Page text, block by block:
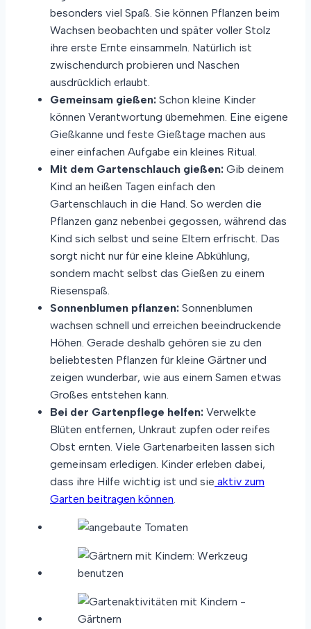
besonders viel Spaß. Sie können Pflanzen beim
Wachsen beobachten und später voller Stolz
ihre erste Ernte einsammeln. Natürlich ist
zwischendurch probieren und Naschen
ausdrücklich erlaubt.
Gemeinsam gießen: Schon kleine Kinder
können Verantwortung übernehmen. Eine eigene
Gießkanne und feste Gießtage machen aus
einer einfachen Aufgabe ein kleines Ritual.
Mit dem Gartenschlauch gießen: Gib deinem
Kind an heißen Tagen einfach den
Gartenschlauch in die Hand. So werden die
Pflanzen ganz nebenbei gegossen, während das
Kind sich selbst und seine Eltern erfrischt. Das
sorgt nicht nur für eine kleine Abkühlung,
sondern macht selbst das Gießen zu einem
Riesenspaß.
Sonnenblumen pflanzen: Sonnenblumen
wachsen schnell und erreichen beeindruckende
Höhen. Gerade deshalb gehören sie zu den
beliebtesten Pflanzen für kleine Gärtner und
zeigen wunderbar, wie aus einem Samen etwas
Großes entstehen kann.
Bei der Gartenpflege helfen: Verwelkte
Blüten entfernen, Unkraut zupfen oder reifes
Obst ernten. Viele Gartenarbeiten lassen sich
gemeinsam erledigen. Kinder erleben dabei,
dass ihre Hilfe wichtig ist und sie aktiv zum
Garten beitragen können